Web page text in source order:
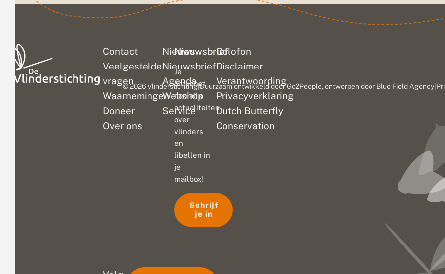
Contact
Veelgestelde
vragen
Waarnemingen
Doneer
Over ons
Nieuws
Nieuwsbrief
Agenda
Webshop
Service
Colofon
Disclaimer
Verantwoording
Privacyverklaring
Dutch Butterfly
Conservation
Nieuwsbrief
Je
ontvangt
dan alle
actualiteiten
over
vlinders
en
libellen in
je
mailbox!
Schrijf
je in
© 2026 Vlinderstichting|Duurzaam ontwikkeld doorGo2People, ontworpen door Blue Field Agency